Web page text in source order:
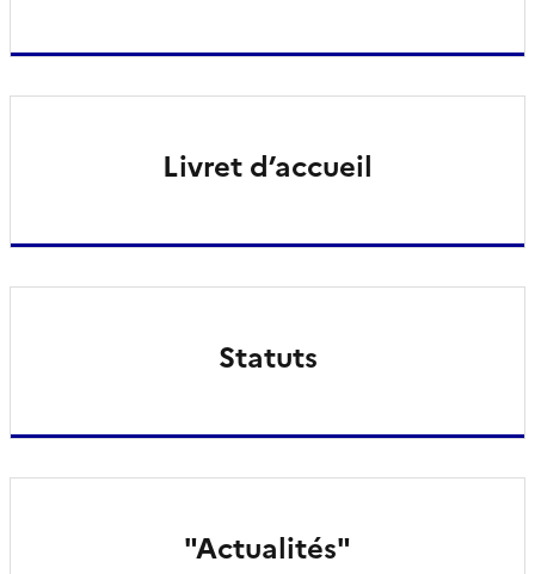
Livret d’accueil
Statuts
"Actualités"